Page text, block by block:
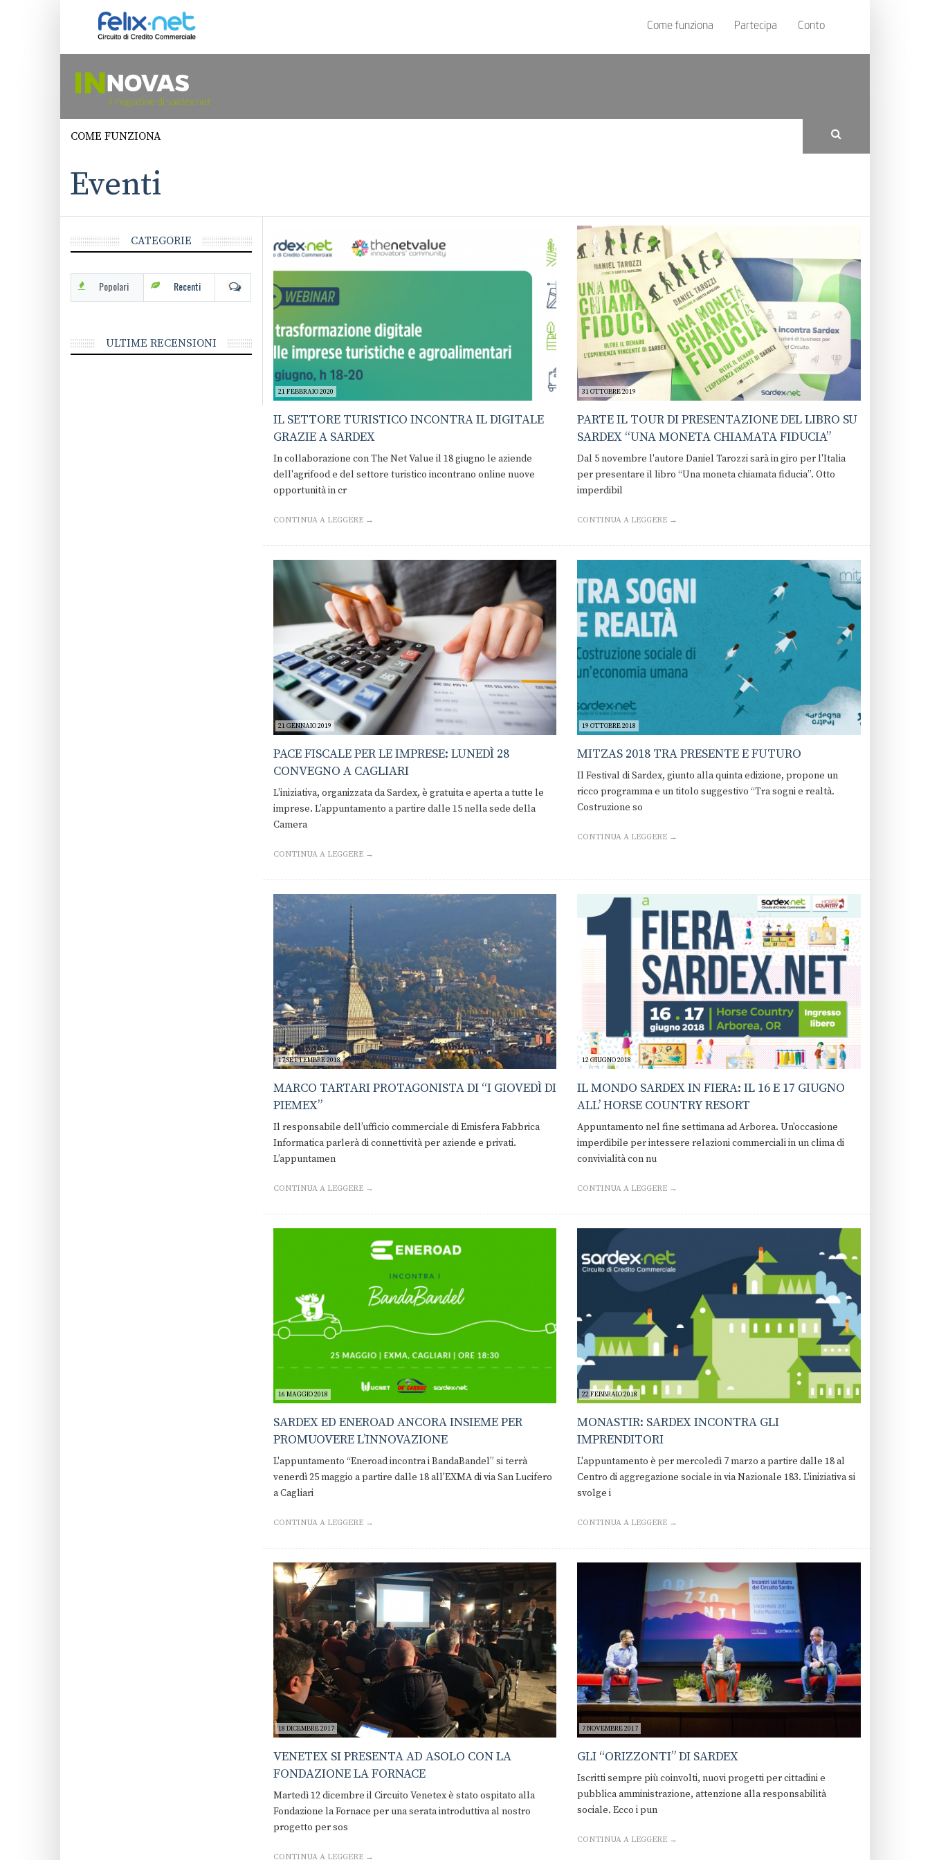
Come funziona Partecipa Conto
COME FUNZIONA
Eventi
21 FEBBRAIO 2020
IL SETTORE TURISTICO INCONTRA IL DIGITALE
GRAZIE A SARDEX
In collaborazione con The Net Value il 18 giugno le aziende
dell'agrifood e del settore turistico incontrano online nuove
opportunità in cr
CONTINUA A LEGGERE →
31 OTTOBRE 2019
PARTE IL TOUR DI PRESENTAZIONE DEL LIBRO SU
SARDEX “UNA MONETA CHIAMATA FIDUCIA”
Dal 5 novembre l'autore Daniel Tarozzi sarà in giro per l'Italia
per presentare il libro “Una moneta chiamata fiducia”. Otto
imperdibil
CONTINUA A LEGGERE →
21 GENNAIO 2019
PACE FISCALE PER LE IMPRESE: LUNEDÌ 28
CONVEGNO A CAGLIARI
L’iniziativa, organizzata da Sardex, è gratuita e aperta a tutte le
imprese. L’appuntamento a partire dalle 15 nella sede della
Camera
CONTINUA A LEGGERE →
19 OTTOBRE 2018
MITZAS 2018 TRA PRESENTE E FUTURO
Il Festival di Sardex, giunto alla quinta edizione, propone un
ricco programma e un titolo suggestivo “Tra sogni e realtà.
Costruzione so
CONTINUA A LEGGERE →
17 SETTEMBRE 2018
MARCO TARTARI PROTAGONISTA DI “I GIOVEDÌ DI
PIEMEX”
Il responsabile dell’ufficio commerciale di Emisfera Fabbrica
Informatica parlerà di connettività per aziende e privati.
L’appuntamen
CONTINUA A LEGGERE →
12 GIUGNO 2018
IL MONDO SARDEX IN FIERA: IL 16 E 17 GIUGNO
ALL’ HORSE COUNTRY RESORT
Appuntamento nel fine settimana ad Arborea. Un'occasione
imperdibile per intessere relazioni commerciali in un clima di
convivialità con nu
CONTINUA A LEGGERE →
16 MAGGIO 2018
SARDEX ED ENEROAD ANCORA INSIEME PER
PROMUOVERE L’INNOVAZIONE
L'appuntamento “Eneroad incontra i BandaBandel” si terrà
venerdì 25 maggio a partire dalle 18 all'EXMA di via San Lucifero
a Cagliari
CONTINUA A LEGGERE →
22 FEBBRAIO 2018
MONASTIR: SARDEX INCONTRA GLI
IMPRENDITORI
L'appuntamento è per mercoledì 7 marzo a partire dalle 18 al
Centro di aggregazione sociale in via Nazionale 183. L'iniziativa si
svolge i
CONTINUA A LEGGERE →
18 DICEMBRE 2017
VENETEX SI PRESENTA AD ASOLO CON LA
FONDAZIONE LA FORNACE
Martedì 12 dicembre il Circuito Venetex è stato ospitato alla
Fondazione la Fornace per una serata introduttiva al nostro
progetto per sos
CONTINUA A LEGGERE →
7 NOVEMBRE 2017
GLI “ORIZZONTI” DI SARDEX
Iscritti sempre più coinvolti, nuovi progetti per cittadini e
pubblica amministrazione, attenzione alla responsabilità
sociale. Ecco i pun
CONTINUA A LEGGERE →
CATEGORIE
Popolari Recenti
ULTIME RECENSIONI